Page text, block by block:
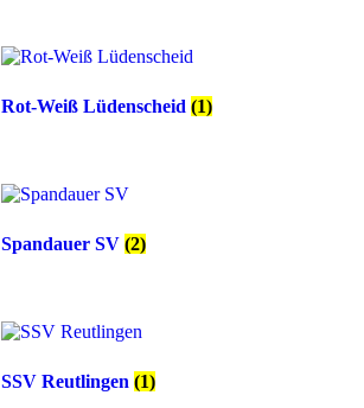
Rot-Weiß Lüdenscheid (1)
Spandauer SV (2)
SSV Reutlingen (1)